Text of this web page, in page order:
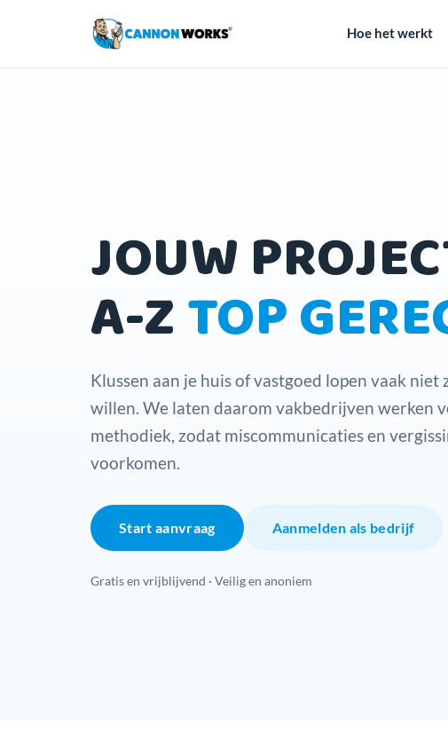
Hoe het werkt
JOUW
A-ZTOP
Klussen aan je huis of vastgoed lopen vaak niet
willen. We laten daarom vakbedrijven werken
methodiek, zodat miscommunicaties en
voorkomen.
Start aanvraag Aanmelden als bedrijf
Gratis en vrijblijvend · Veilig en anoniem